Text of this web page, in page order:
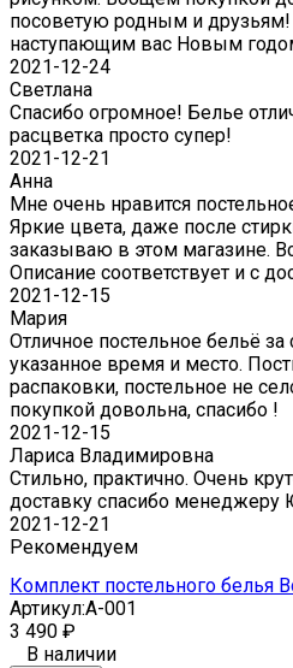
посоветую родным и друзьям!
наступающим вас Новым
2021-12-24
Светлана
Спасибо огромное! Белье
расцветка просто супер!
2021-12-21
Анна
Мне очень нравится
Яркие цвета, даже после
заказываю в этом магазине.
Описание соответствует и с
2021-12-15
Мария
Отличное постельное бельё
указанное время и место.
распаковки, постельное не
покупкой довольна, спасибо !
2021-12-15
Лариса Владимировна
Стильно, практично. Очень
доставку спасибо менеджеру
2021-12-21
Рекомендуем
Комплект постельного белья
Артикул:A-001
3 490 ₽
В наличии